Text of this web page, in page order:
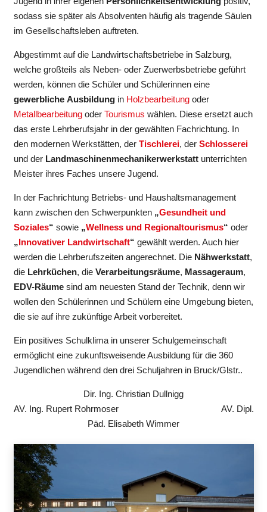
sodass sie später als Absolventen häufig als tragende Säulen
im Gesellschaftsleben auftreten.
Abgestimmt auf die Landwirtschaftsbetriebe in Salzburg,
welche großteils als Neben- oder Zuerwerbsbetriebe geführt
werden, können die Schüler und Schülerinnen eine
gewerbliche Ausbildungin Holzbearbeitungoder
Metallbearbeitungoder Tourismus wählen. Diese ersetzt auch
das erste Lehrberufsjahr in der gewählten Fachrichtung. In
den modernen Werkstätten, der Tischlerei, der Schlosserei
und der Landmaschinenmechanikerwerkstattunterrichten
Meister ihres Faches unsere Jugend.
In der Fachrichtung Betriebs- und Haushaltsmanagement
kann zwischen den Schwerpunkten „Gesundheit und
Soziales“ sowie „Wellness und Regionaltourismus“ oder
„Innovativer Landwirtschaft“ gewählt werden. Auch hier
werden die Lehrberufszeiten angerechnet. Die Nähwerkstatt,
die Lehrküchen, die Verarbeitungsräume, Massageraum,
EDV-Räumesind am neuesten Stand der Technik, denn wir
wollen den Schülerinnen und Schülern eine Umgebung bieten,
die sie auf ihre zukünftige Arbeit vorbereitet.
Ein positives Schulklima in unserer Schulgemeinschaft
ermöglicht eine zukunftsweisende Ausbildung für die 360
Jugendlichen während den drei Schuljahren in Bruck/Glstr..
Dir. Ing. Christian Dullnigg
AV. Ing. Rupert Rohrmoser AV. Dipl.
Päd. Elisabeth Wimmer